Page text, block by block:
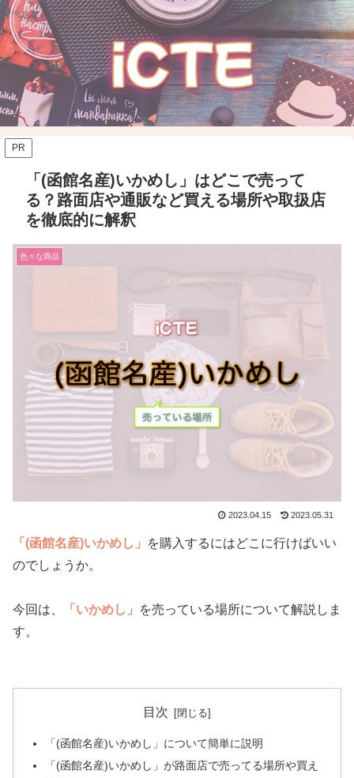
PR
「(函館名産)いかめし」はどこで売って
る？路面店や通販など買える場所や取扱店
を徹底的に解釈
色々な商品
2023.04.15 2023.05.31
「(函館名産)いかめし」
を購入するにはどこに行けばいい
のでしょうか。
今回は、 「いかめし」
を売っている場所について解説しま
す。
目次
「(函館名産)いかめし」について簡単に説明
「(函館名産)いかめし」が路面店で売ってる場所や買え